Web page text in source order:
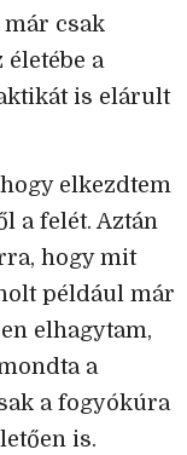
csak
életébe a
is elárult
elkezdtem
a felét. Aztán
hogy mit
például már
elhagytam,
a
a fogyókúra
is.